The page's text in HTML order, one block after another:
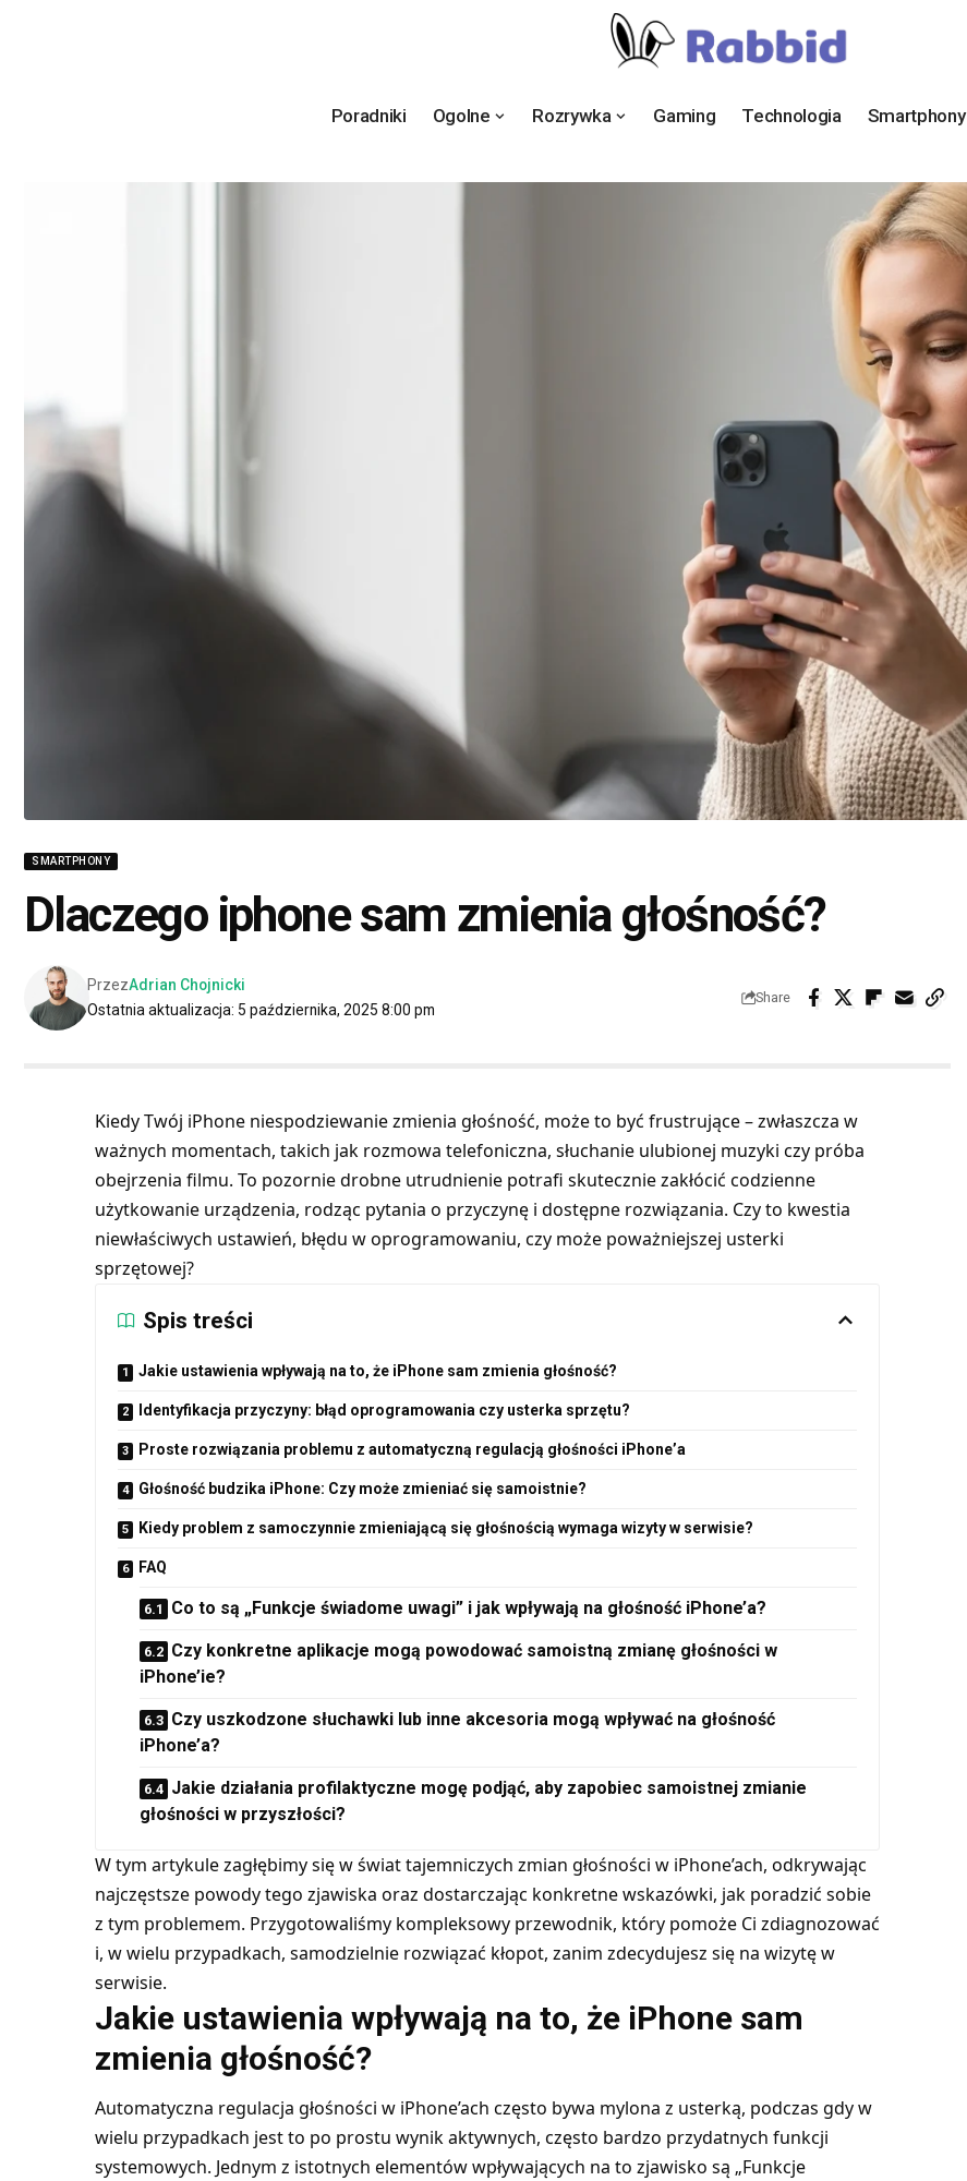
Poradniki Ogolne Rozrywka Gaming Technologia Smartphony
SMARTPHONY
Dlaczego iphone sam zmienia głośność?
Ostatnia aktualizacja: 5 października, 2025 8:00 pm
PrzezAdrian Chojnicki
Share
Kiedy Twój iPhone niespodziewanie zmienia głośność, może to być frustrujące – zwłaszcza w
ważnych momentach, takich jak rozmowa telefoniczna, słuchanie ulubionej muzyki czy próba
obejrzenia filmu. To pozornie drobne utrudnienie potrafi skutecznie zakłócić codzienne
użytkowanie urządzenia, rodząc pytania o przyczynę i dostępne rozwiązania. Czy to kwestia
niewłaściwych ustawień, błędu w oprogramowaniu, czy może poważniejszej usterki
sprzętowej?
Spis treści
Jakie ustawienia wpływają na to, że iPhone sam zmienia głośność?
Identyfikacja przyczyny: błąd oprogramowania czy usterka sprzętu?
Proste rozwiązania problemu z automatyczną regulacją głośności iPhone’a
Głośność budzika iPhone: Czy może zmieniać się samoistnie?
Kiedy problem z samoczynnie zmieniającą się głośnością wymaga wizyty w serwisie?
FAQ
Co to są „Funkcje świadome uwagi” i jak wpływają na głośność iPhone’a?
Czy konkretne aplikacje mogą powodować samoistną zmianę głośności w
iPhone’ie?
Czy uszkodzone słuchawki lub inne akcesoria mogą wpływać na głośność
iPhone’a?
Jakie działania profilaktyczne mogę podjąć, aby zapobiec samoistnej zmianie
głośności w przyszłości?
W tym artykule zagłębimy się w świat tajemniczych zmian głośności w iPhone’ach, odkrywając
najczęstsze powody tego zjawiska oraz dostarczając konkretne wskazówki, jak poradzić sobie
z tym problemem. Przygotowaliśmy kompleksowy przewodnik, który pomoże Ci zdiagnozować
i, w wielu przypadkach, samodzielnie rozwiązać kłopot, zanim zdecydujesz się na wizytę w
serwisie.
Jakie ustawienia wpływają na to, że iPhone sam
zmienia głośność?
Automatyczna regulacja głośności w iPhone’ach często bywa mylona z usterką, podczas gdy w
wielu przypadkach jest to po prostu wynik aktywnych, często bardzo przydatnych funkcji
systemowych. Jednym z istotnych elementów wpływających na to zjawisko są „Funkcje